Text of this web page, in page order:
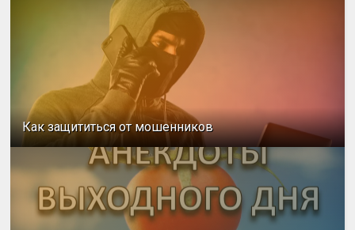
Как защититься от мошенников